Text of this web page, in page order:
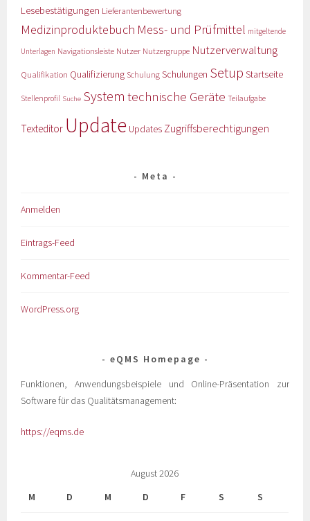
Lesebestätigungen Lieferantenbewertung
Medizinproduktebuch Mess- und Prüfmittel mitgeltende
Unterlagen Navigationsleiste Nutzer Nutzergruppe Nutzerverwaltung
Qualifikation Qualifizierung Schulung Schulungen Setup Startseite
Stellenprofil Suche System technische Geräte Teilaufgabe
Texteditor Update Updates Zugriffsberechtigungen
Meta
Anmelden
Eintrags-Feed
Kommentar-Feed
WordPress.org
eQMS Homepage
Funktionen, Anwendungsbeispiele und Online-Präsentation zur
Software für das Qualitätsmanagement:
https://eqms.de
August 2026
M
D M D F S S